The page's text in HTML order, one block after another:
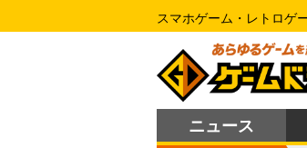
スマホゲーム・レトロゲ
ニュース